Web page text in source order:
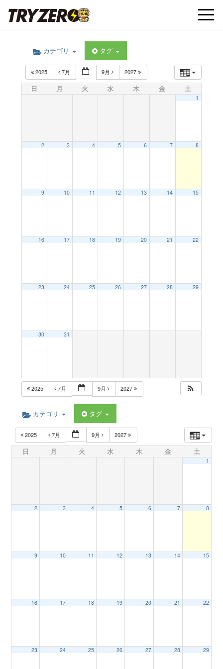
t
o
カテゴリ タグ
2025 7月 9月 2027
日 月 火 水 木 金 土
1
2 3 4 5 6 7 8
9 10 11 12 13 14 15
16 17 18 19 20 21 22
23 24 25 26 27 28 29
30 31
2025 7月 9月 2027
カテゴリ タグ
2025 7月 9月 2027
日 月 火 水 木 金 土
1
2 3 4 5 6 7 8
9 10 11 12 13 14 15
16 17 18 19 20 21 22
23 24 25 26 27 28 29